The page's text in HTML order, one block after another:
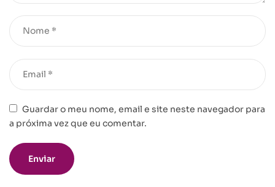
Guardar o meu nome, email e site neste navegador para
a próxima vez que eu comentar.